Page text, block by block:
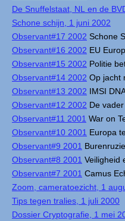
De Snuffelstaat, NL en de
Schone schijn, 1 juni 2002
Observant#17 2002 Schone
Observant#16 2002 EU
Observant#15 2002 Politie
Observant#14 2002 Op jacht
Observant#13 2002 IMSI
Observant#12 2002 De
Observant#11 2001 War on
Observant#10 2001 Europa
Observant#9 2001
Observant#8 2001 Veiligheid
Observant#7 2001 Camus
Zoom, cameratoezicht, 1
Tips tegen tralies, 1 juli 2000
Dossier Cryptografie, 1 mei